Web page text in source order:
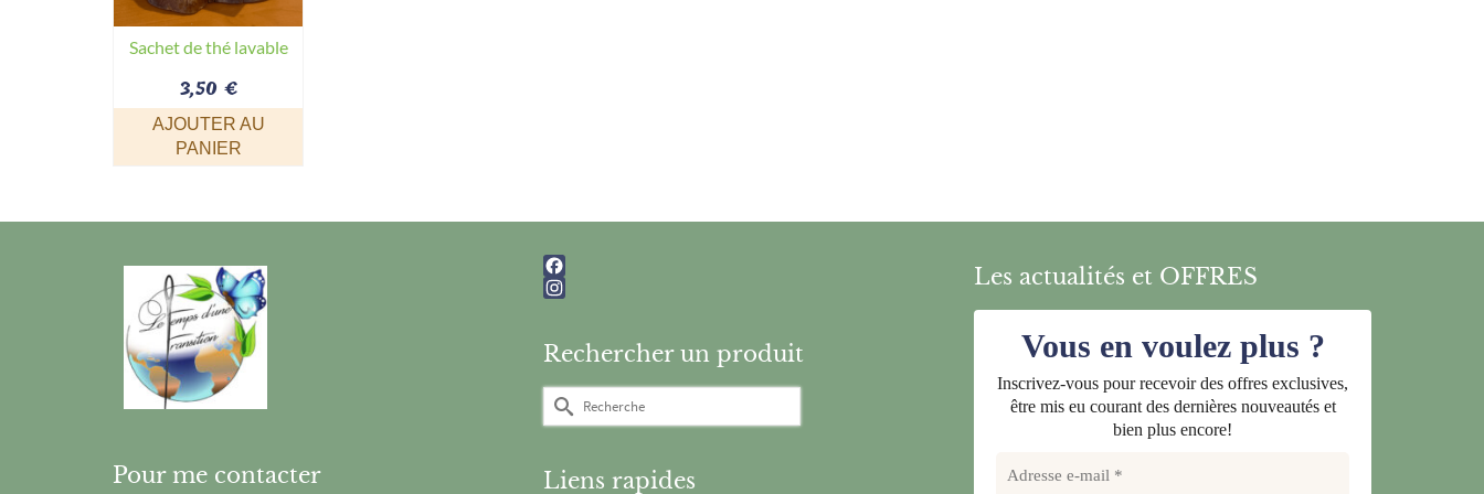
Sachet de thé lavable
3,50 €
AJOUTER AU
PANIER
Pour me contacter
Facebook
Rechercher un produit
Rechercher :
Liens rapides
Les actualités et OFFRES
Vous en voulez plus ?
Inscrivez-vous pour recevoir des offres exclusives,
être mis eu courant des dernières nouveautés et
bien plus encore!